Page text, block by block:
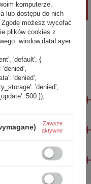
komputerze.
lub dostępu do nich
Zgodę możesz wycofać
plików cookies z
window.dataLayer
'default', {
'denied',
'denied',
'denied',
500 });
Zawsze
aktywne